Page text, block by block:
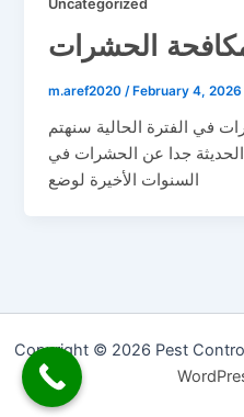
Uncategorized
الحشرات
m.aref2020 /February 4, 2026
في الفترة الحالية سنهتم
جدا عن الحشرات في
السنوات الأخيرة لوضع
Copyright © 2026 Pest